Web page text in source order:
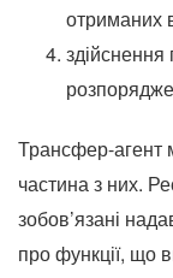
отриманих
здійснення
Трансфер-агент
частина з них.
зобов’язані
про функції, що